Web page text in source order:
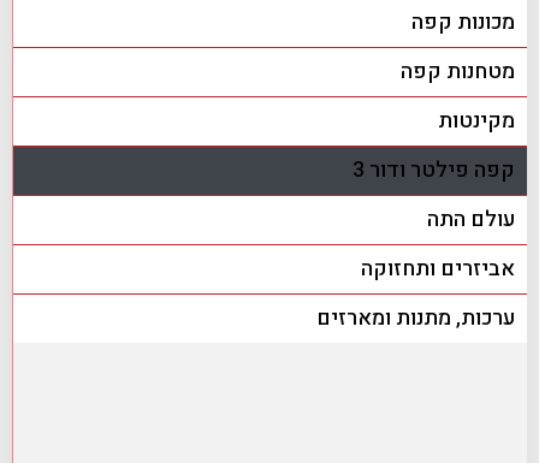
מכונות קפה
מטחנות קפה
מקינטות
קפה פילטר ודור 3
עולם התה
אביזרים ותחזוקה
ערכות, מתנות ומארזים